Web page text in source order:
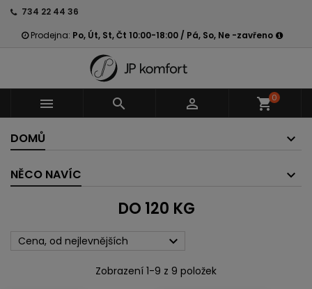
734 22 44 36
Prodejna: Po, Út, St, Čt 10:00-18:00 / Pá, So, Ne -zavřeno
   shopping_cart0
DOMŮ
NĚCO NAVÍC
DO 120 KG
Cena, od nejlevnějších 
Zobrazení 1-9 z 9 položek